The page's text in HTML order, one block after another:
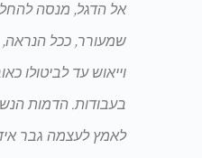
אל הדגל, מנסה
שמעורר, ככל הנראה,
וייאוש עד לביטולו
בעבודות. הדמות
לאמץ לעצמה גבר